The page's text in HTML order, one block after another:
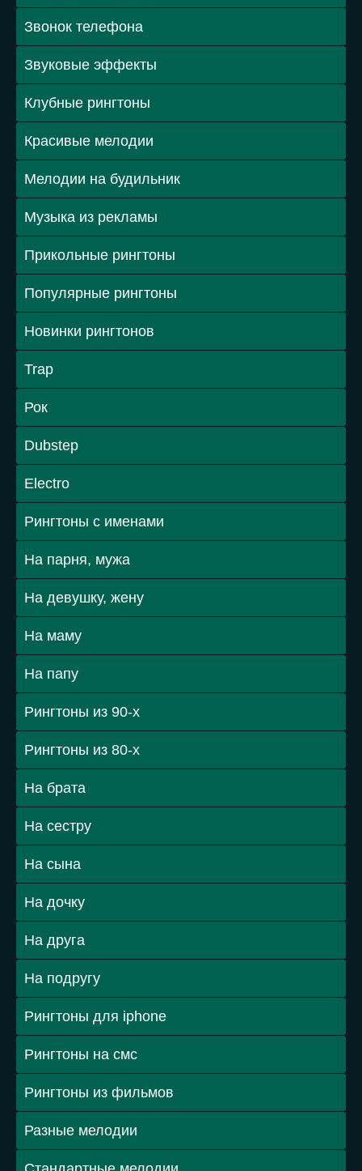
Звонок телефона
Звуковые эффекты
Клубные рингтоны
Красивые мелодии
Мелодии на будильник
Музыка из рекламы
Прикольные рингтоны
Популярные рингтоны
Новинки рингтонов
Trap
Рок
Dubstep
Electro
Рингтоны с именами
На парня, мужа
На девушку, жену
На маму
На папу
Рингтоны из 90-х
Рингтоны из 80-х
На брата
На сестру
На сына
На дочку
На друга
На подругу
Рингтоны для iphone
Рингтоны на смс
Рингтоны из фильмов
Разные мелодии